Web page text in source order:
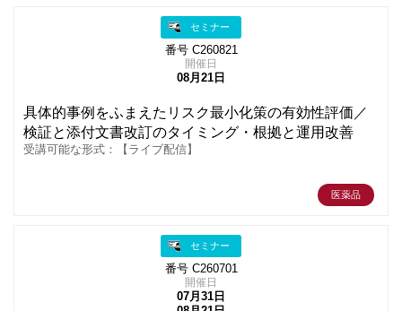
セミナー
番号 C260821
開催日
08月21日
具体的事例をふまえたリスク最小化策の有効性評価／
検証と添付文書改訂のタイミング・根拠と運用改善
受講可能な形式：【ライブ配信】
医薬品
セミナー
番号 C260701
開催日
07月31日